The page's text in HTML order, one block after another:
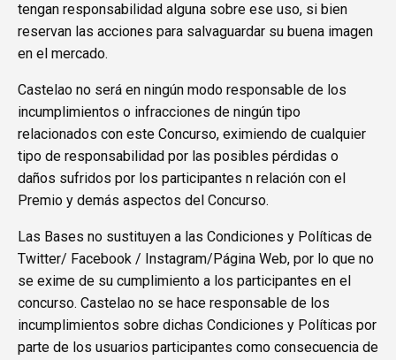
tengan responsabilidad alguna sobre ese uso, si bien
reservan las acciones para salvaguardar su buena imagen
en el mercado.
Castelao no será en ningún modo responsable de los
incumplimientos o infracciones de ningún tipo
relacionados con este Concurso, eximiendo de cualquier
tipo de responsabilidad por las posibles pérdidas o
daños sufridos por los participantes n relación con el
Premio y demás aspectos del Concurso.
Las Bases no sustituyen a las Condiciones y Políticas de
Twitter/ Facebook / Instagram/Página Web, por lo que no
se exime de su cumplimiento a los participantes en el
concurso. Castelao no se hace responsable de los
incumplimientos sobre dichas Condiciones y Políticas por
parte de los usuarios participantes como consecuencia de